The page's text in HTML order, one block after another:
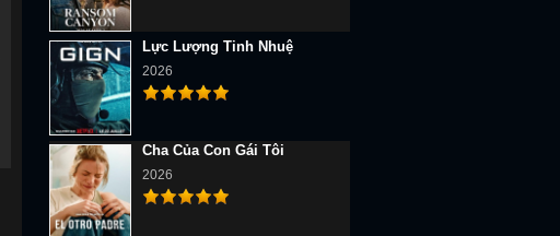
Lực Lượng Tinh Nhuệ
2026
Cha Của Con Gái Tôi
2026